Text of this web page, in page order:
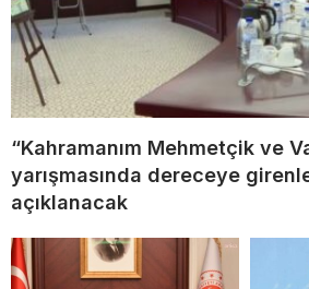
“Kahramanım Mehmetçik ve
yarışmasında dereceye
açıklanacak